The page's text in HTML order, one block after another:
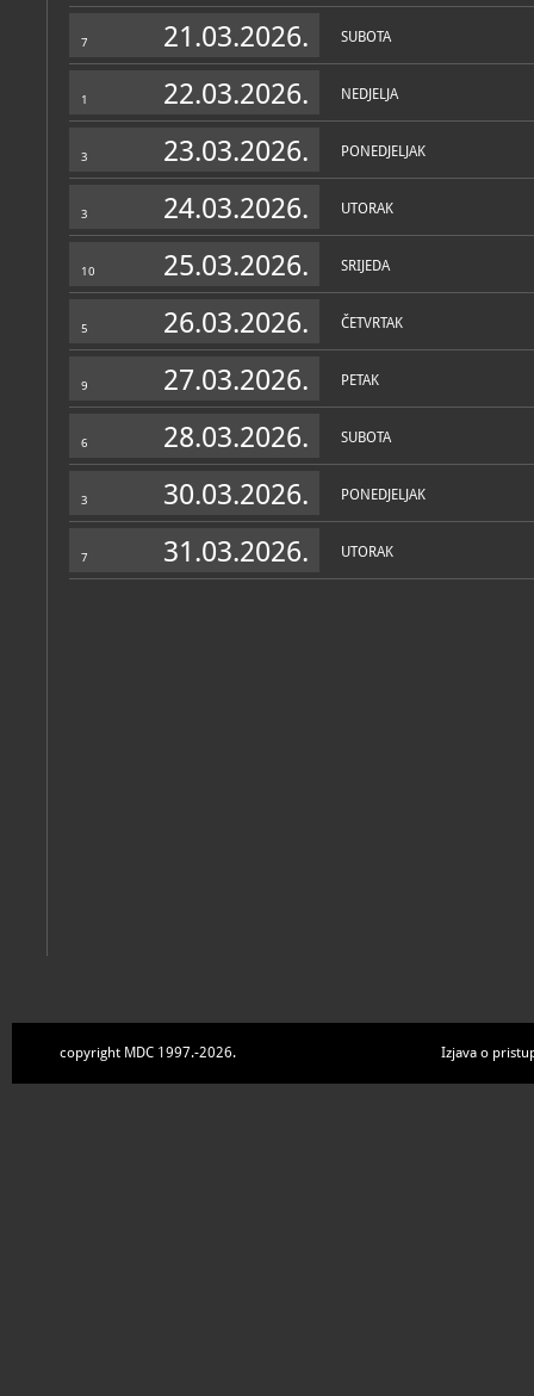
7 21.03.2026. SUBOTA
1 22.03.2026. NEDJELJA
3 23.03.2026. PONEDJELJAK
3 24.03.2026. UTORAK
10 25.03.2026. SRIJEDA
5 26.03.2026. ČETVRTAK
9 27.03.2026. PETAK
6 28.03.2026. SUBOTA
3 30.03.2026. PONEDJELJAK
7 31.03.2026. UTORAK
copyright MDC 1997.-2026. Izjava o